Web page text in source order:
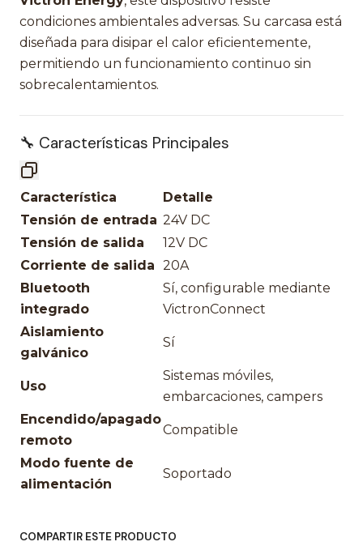
condiciones ambientales adversas. Su carcasa está
diseñada para disipar el calor eficientemente,
permitiendo un funcionamiento continuo sin
sobrecalentamientos.
🔧 Características Principales
Característica
Detalle
Tensión de entrada 24V DC
Tensión de salida
12V DC
Corriente de salida 20A
Bluetooth
integrado
Sí, configurable mediante
VictronConnect
Aislamiento
galvánico
Sí
Uso
Sistemas móviles,
embarcaciones, campers
Encendido/apagado
remoto
Compatible
Modo fuente de
alimentación
Soportado
COMPARTIR ESTE PRODUCTO